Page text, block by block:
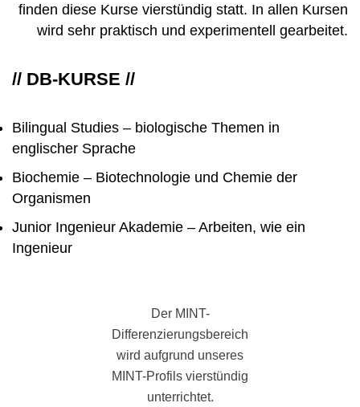
finden diese Kurse vierstündig statt. In allen Kursen
wird sehr praktisch und experimentell gearbeitet.
// DB-KURSE //
Bilingual Studies – biologische Themen in
englischer Sprache
Biochemie – Biotechnologie und Chemie der
Organismen
Junior Ingenieur Akademie – Arbeiten, wie ein
Ingenieur
Der MINT-
Differenzierungsbereich
wird aufgrund unseres
MINT-Profils vierstündig
unterrichtet.